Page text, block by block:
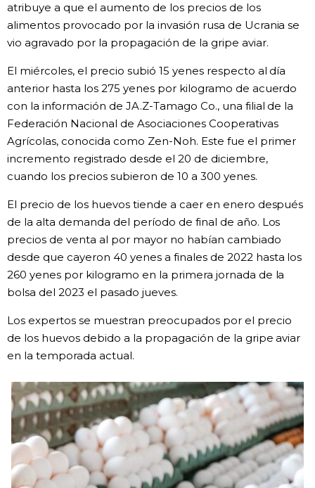
Más
Noticias
Datos de Japón
Fragmentos de Japón
Gente
Blog
Tokio
Avisos
atribuye a que el aumento de los precios de los
alimentos provocado por la invasión rusa de Ucrania se
vio agravado por la propagación de la gripe aviar.
El miércoles, el precio subió 15 yenes respecto al día
anterior hasta los 275 yenes por kilogramo de acuerdo
con la información de JA.Z-Tamago Co., una filial de la
Federación Nacional de Asociaciones Cooperativas
Agrícolas, conocida como Zen-Noh. Este fue el primer
incremento registrado desde el 20 de diciembre,
cuando los precios subieron de 10 a 300 yenes.
El precio de los huevos tiende a caer en enero después
de la alta demanda del período de final de año. Los
precios de venta al por mayor no habían cambiado
desde que cayeron 40 yenes a finales de 2022 hasta los
260 yenes por kilogramo en la primera jornada de la
bolsa del 2023 el pasado jueves.
Los expertos se muestran preocupados por el precio
de los huevos debido a la propagación de la gripe aviar
en la temporada actual.